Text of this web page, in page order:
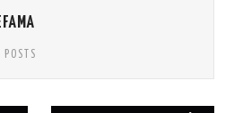
POSTS